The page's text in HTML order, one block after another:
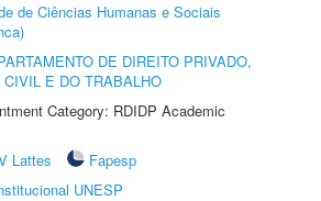
de Ciências Humanas e Sociais
DE DIREITO PRIVADO,
E DO TRABALHO
Category: RDIDP Academic
Lattes
Fapesp
UNESP